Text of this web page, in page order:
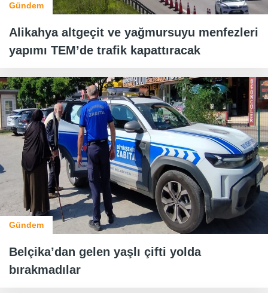
Gündem
Alikahya altgeçit ve yağmursuyu menfezleri
yapımı TEM’de trafik kapattıracak
Gündem
Belçika’dan gelen yaşlı çifti yolda
bırakmadılar